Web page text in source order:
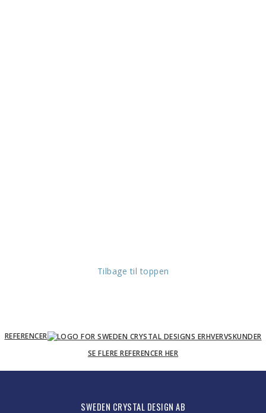
Tilbage til toppen
REFERENCER
SE FLERE REFERENCER HER
SWEDEN CRYSTAL DESIGN AB